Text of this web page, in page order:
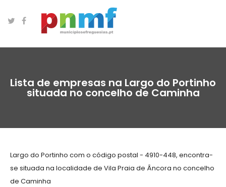
Lista de empresas na Largo do Portinho
situada no concelho de Caminha
Largo do Portinho com o código postal - 4910-448, encontra-
se situada na localidade de Vila Praia de Âncora no concelho
de Caminha